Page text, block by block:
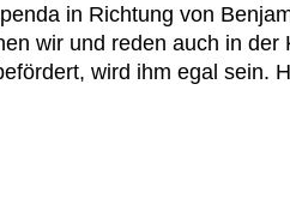
in Richtung von
wir und reden auch in der
wird ihm egal sein.